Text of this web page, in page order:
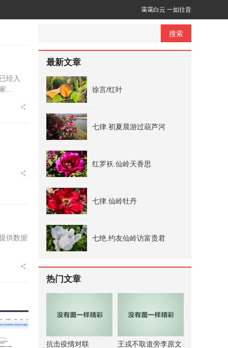
霭霭白云 一如往昔
经入
...
供数据
搜索
最新文章
徐言/红叶
七律.初夏晨游过葫芦河
红罗袄.仙岭天香思
七律.仙岭牡丹
七绝.约友仙岭访富贵君
热门文章
抗击疫情对联
王戎不取道旁李原文